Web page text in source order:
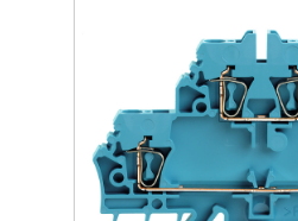
לכל מוצרי היצרן